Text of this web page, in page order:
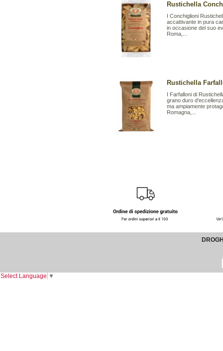
Rustichella
I Conchiglioni
accattivante in pura
in occasione del suo
Roma,...
Rustichella
I Farfalloni di
grano duro
ma ampiamente
Romagna,...
Select Language ▼